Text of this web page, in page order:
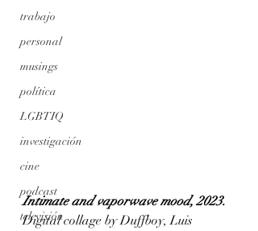
trabajo
personal
musings
política
LGBTIQ
investigación
cine
podcast
televisión
Intimate and vaporwave mood, 2023.
Digital collage by Duffboy, Luis